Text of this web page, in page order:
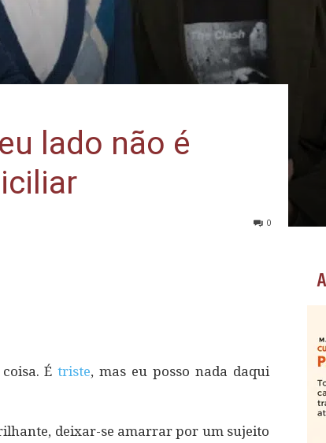
lado não é
0
coisa. Étriste, mas eu posso nada daqui
deixar-se amarrar por um sujeito